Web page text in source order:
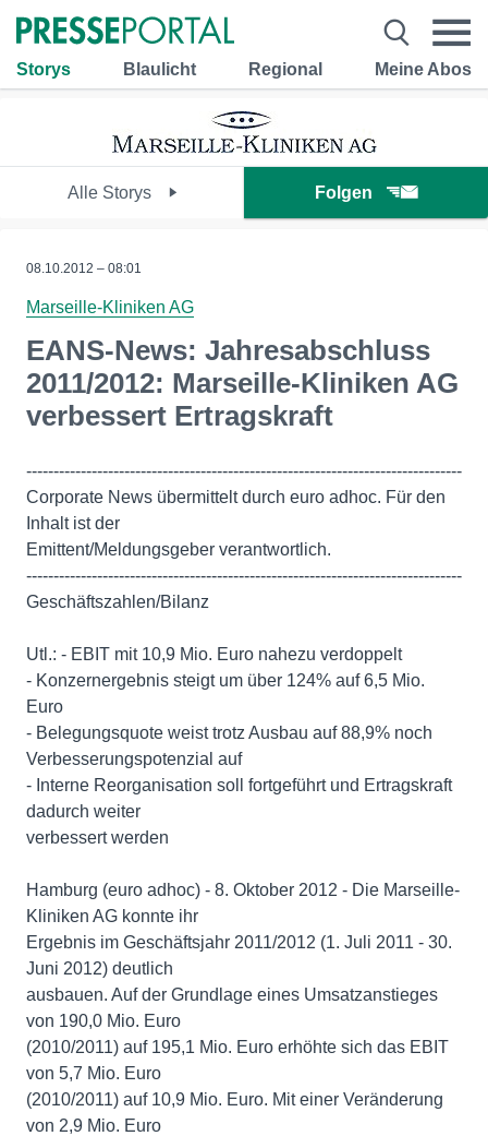
Storys Blaulicht Regional Meine Abos
Alle Storys Folgen
08.10.2012 – 08:01
Marseille-Kliniken AG
EANS-News: Jahresabschluss
2011/2012: Marseille-Kliniken AG
verbessert Ertragskraft
--------------------------------------------------------------------------------
Corporate News übermittelt durch euro adhoc. Für den
Inhalt ist der
Emittent/Meldungsgeber verantwortlich.
--------------------------------------------------------------------------------
Geschäftszahlen/Bilanz
Utl.: - EBIT mit 10,9 Mio. Euro nahezu verdoppelt
- Konzernergebnis steigt um über 124% auf 6,5 Mio.
Euro
- Belegungsquote weist trotz Ausbau auf 88,9% noch
Verbesserungspotenzial auf
- Interne Reorganisation soll fortgeführt und Ertragskraft
dadurch weiter
verbessert werden
Hamburg (euro adhoc) - 8. Oktober 2012 - Die Marseille-
Kliniken AG konnte ihr
Ergebnis im Geschäftsjahr 2011/2012 (1. Juli 2011 - 30.
Juni 2012) deutlich
ausbauen. Auf der Grundlage eines Umsatzanstieges
von 190,0 Mio. Euro
(2010/2011) auf 195,1 Mio. Euro erhöhte sich das EBIT
von 5,7 Mio. Euro
(2010/2011) auf 10,9 Mio. Euro. Mit einer Veränderung
von 2,9 Mio. Euro